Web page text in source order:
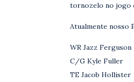
tornozelo no jogo
Atualmente nosso
WR Jazz Ferguson
C/G Kyle Fuller
TE Jacob Hollister